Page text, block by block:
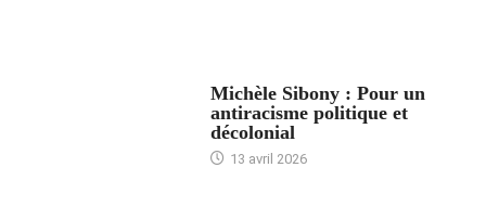
Michèle Sibony : Pour un
antiracisme politique et
décolonial
13 avril 2026